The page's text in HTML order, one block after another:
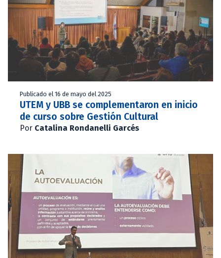
Publicado el 16 de mayo del 2025
UTEM y UBB se complementaron en inicio
de curso sobre Gestión Cultural
Por Catalina Rondanelli Garcés